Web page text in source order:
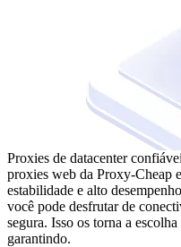
Proxies de datacenter
proxies web da Proxy-Cheap
estabilidade e alto
você pode desfrutar de
segura. Isso os torna a
garantindo.